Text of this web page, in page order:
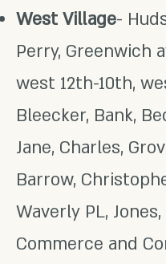
West Village-
Perry, Greenwich
west 12th-10th,
Bleecker, Bank,
Jane, Charles,
Barrow,
Waverly PL,
Commerce and